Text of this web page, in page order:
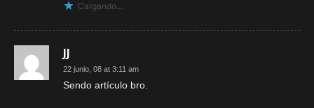
Cargando...
JJ
22 junio, 08 at 3:11 am
Sendo artículo bro.